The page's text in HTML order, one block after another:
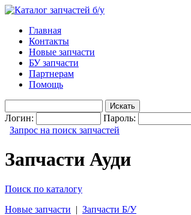
Главная
Контакты
Новые запчасти
БУ запчасти
Партнерам
Помощь
Логин: Пароль:
Запрос на поиск запчастей
Запчасти Ауди
Поиск по каталогу
Новые запчасти | Запчасти Б/У